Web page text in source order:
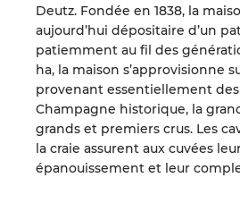
Deutz. Fondée en 1838, la
aujourd’hui dépositaire d’un
patiemment au fil des
ha, la maison s’approvisionne
provenant essentiellement
Champagne historique, la
grands et premiers crus. Les
la craie assurent aux cuvées
épanouissement et leur